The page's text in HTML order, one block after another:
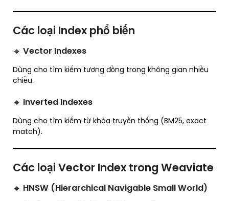
Các loại Index phổ biến
🔹 Vector Indexes
Dùng cho tìm kiếm tương đồng trong không gian nhiều
chiều.
🔹 Inverted Indexes
Dùng cho tìm kiếm từ khóa truyền thống (BM25, exact
match).
Các loại Vector Index trong Weaviate
🔸 HNSW (Hierarchical Navigable Small World)